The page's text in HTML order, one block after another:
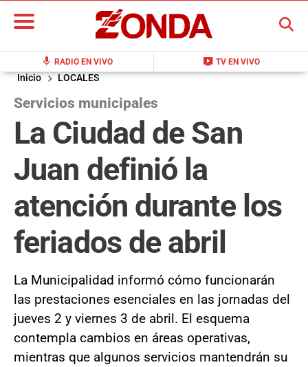
mic RADIO EN VIVO live_tv TV EN VIVO
BUSCAR
Inicio LOCALES
Servicios municipales
La Ciudad de San
Juan definió la
atención durante los
feriados de abril
La Municipalidad informó cómo funcionarán
las prestaciones esenciales en las jornadas del
jueves 2 y viernes 3 de abril. El esquema
contempla cambios en áreas operativas,
mientras que algunos servicios mantendrán su